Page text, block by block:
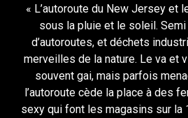
« L’autoroute du New Jersey et
sous la pluie et le soleil.
d’autoroutes, et déchets
merveilles de la nature. Le va et
souvent gai, mais parfois
l’autoroute cède la place à des
sexy qui font les magasins sur la